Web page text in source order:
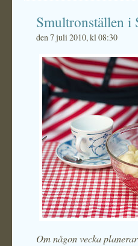
Smultronställen i
den 7 juli 2010, kl 08:30
Om någon vecka